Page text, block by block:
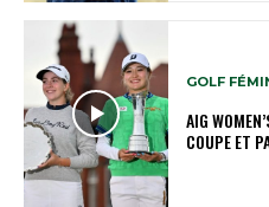
GOLF
AIG
COUPE ET